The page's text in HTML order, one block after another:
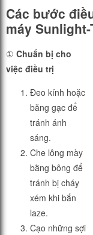
Các bước
máy Sunlight-
① Chuẩn bị cho
việc điều trị
Đeo kính hoặc
băng gạc để
tránh ánh
sáng.
Che lông mày
bằng bông để
tránh bị cháy
xém khi bắn
laze.
Cạo những sợi